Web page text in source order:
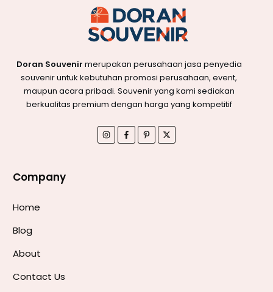
Doran Souvenir merupakan perusahaan jasa penyedia
souvenir untuk kebutuhan promosi perusahaan, event,
maupun acara pribadi. Souvenir yang kami sediakan
berkualitas premium dengan harga yang kompetitif
Company
Home
Blog
About
Contact Us